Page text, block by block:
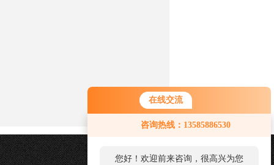
在线交流
咨询热线：13585886530
您好！欢迎前来咨询，很高兴为您